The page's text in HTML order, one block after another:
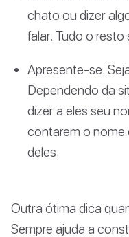
chato ou dizer
falar. Tudo o resto
Apresente-se.
Dependendo da
dizer a eles seu
contarem o nome
deles.
Outra ótima dica
Sempre ajuda a